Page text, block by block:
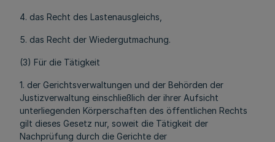
4. das Recht des Lastenausgleichs,
5. das Recht der Wiedergutmachung.
(3) Für die Tätigkeit
1. der Gerichtsverwaltungen und der Behörden der
Justizverwaltung einschließlich der ihrer Aufsicht
unterliegenden Körperschaften des öffentlichen Rechts
gilt dieses Gesetz nur, soweit die Tätigkeit der
Nachprüfung durch die Gerichte der